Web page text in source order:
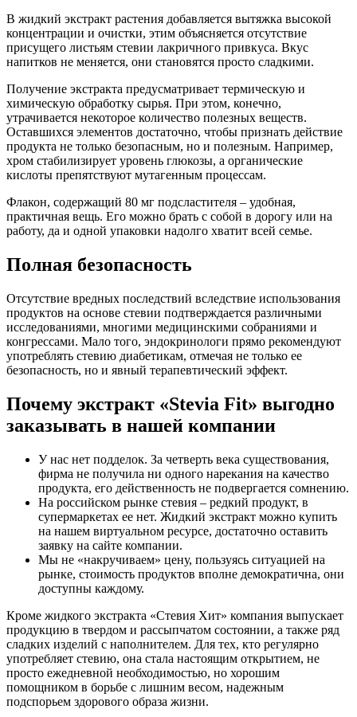
В жидкий экстракт растения добавляется вытяжка высокой
концентрации и очистки, этим объясняется отсутствие
присущего листьям стевии лакричного привкуса. Вкус
напитков не меняется, они становятся просто сладкими.
Получение экстракта предусматривает термическую и
химическую обработку сырья. При этом, конечно,
утрачивается некоторое количество полезных веществ.
Оставшихся элементов достаточно, чтобы признать действие
продукта не только безопасным, но и полезным. Например,
хром стабилизирует уровень глюкозы, а органические
кислоты препятствуют мутагенным процессам.
Флакон, содержащий 80 мг подсластителя – удобная,
практичная вещь. Его можно брать с собой в дорогу или на
работу, да и одной упаковки надолго хватит всей семье.
Полная безопасность
Отсутствие вредных последствий вследствие использования
продуктов на основе стевии подтверждается различными
исследованиями, многими медицинскими собраниями и
конгрессами. Мало того, эндокринологи прямо рекомендуют
употреблять стевию диабетикам, отмечая не только ее
безопасность, но и явный терапевтический эффект.
Почему экстракт «Stevia Fit» выгодно
заказывать в нашей компании
У нас нет подделок. За четверть века существования,
фирма не получила ни одного нарекания на качество
продукта, его действенность не подвергается сомнению.
На российском рынке стевия – редкий продукт, в
супермаркетах ее нет. Жидкий экстракт можно купить
на нашем виртуальном ресурсе, достаточно оставить
заявку на сайте компании.
Мы не «накручиваем» цену, пользуясь ситуацией на
рынке, стоимость продуктов вполне демократична, они
доступны каждому.
Кроме жидкого экстракта «Стевия Хит» компания выпускает
продукцию в твердом и рассыпчатом состоянии, а также ряд
сладких изделий с наполнителем. Для тех, кто регулярно
употребляет стевию, она стала настоящим открытием, не
просто ежедневной необходимостью, но хорошим
помощником в борьбе с лишним весом, надежным
подспорьем здорового образа жизни.